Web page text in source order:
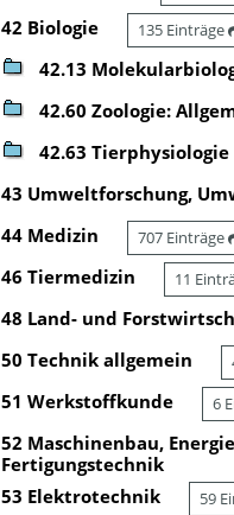
42 Biologie 135 Einträge
42.13
42.60 Zoologie:
42.63 Tierphysiologie
43 Umweltforschung,
44 Medizin 707 Einträge
46 Tiermedizin 11
48 Land- und
50 Technik allgemein
51 Werkstoffkunde 6
52 Maschinenbau,
Fertigungstechnik
53 Elektrotechnik 59